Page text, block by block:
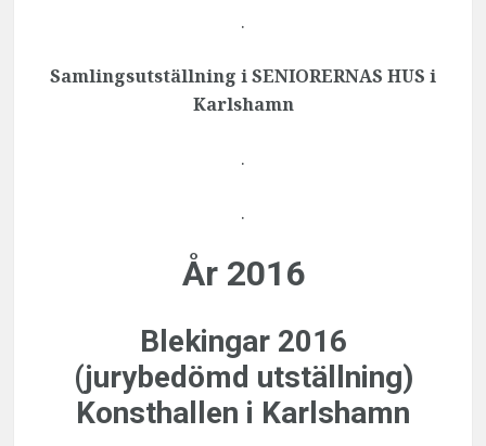
.
Samlingsutställning i SENIORERNAS HUS i
Karlshamn
.
.
År 2016
Blekingar 2016
(jurybedömd utställning)
Konsthallen i Karlshamn